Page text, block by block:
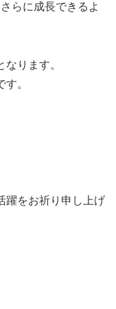
らに成長できるよ
ります。
。
躍をお祈り申し上げ